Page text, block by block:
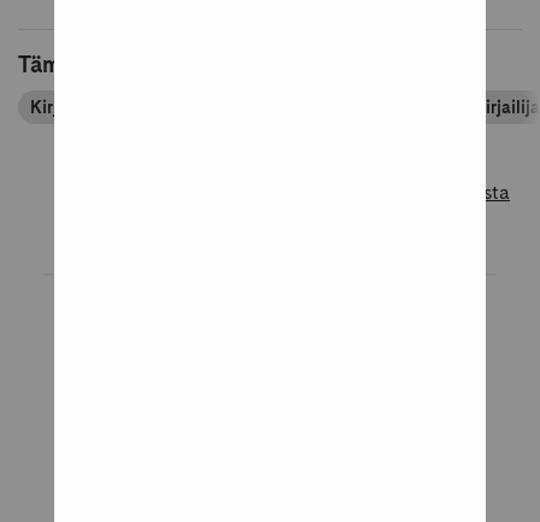
Tämä tuote kuuluu tuoteryhmiin
Kirjapassin tuoteryhmät Lasten- ja
Lue lisää tuotearvosteluista